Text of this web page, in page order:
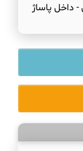
داخل پاساژ